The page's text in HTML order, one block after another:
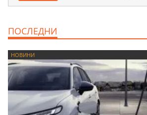
ПОСЛЕДНИ
НОВИНИ